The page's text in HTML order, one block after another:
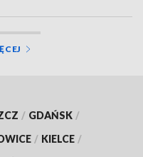
/ GDAŃSK /
/ KIELCE /